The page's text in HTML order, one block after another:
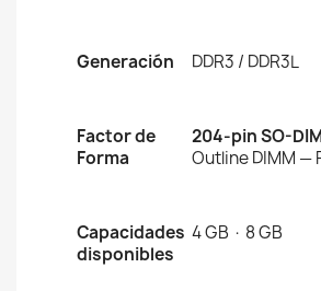
Generación DDR3 / DDR3L
Factor de
Forma
204-pin SO-
Outline DIMM —
Capacidades
disponibles
4 GB · 8 GB